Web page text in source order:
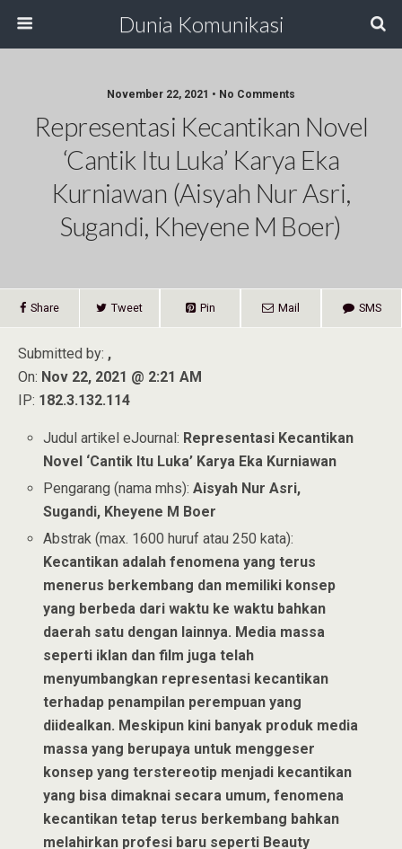
Dunia Komunikasi
November 22, 2021 • No Comments
Representasi Kecantikan Novel
‘Cantik Itu Luka’ Karya Eka
Kurniawan (Aisyah Nur Asri,
Sugandi, Kheyene M Boer)
Share Tweet Pin Mail SMS
Submitted by: ,
On: Nov 22, 2021 @ 2:21 AM
IP: 182.3.132.114
Judul artikel eJournal: Representasi Kecantikan
Novel ‘Cantik Itu Luka’ Karya Eka Kurniawan
Pengarang (nama mhs):Aisyah Nur Asri,
Sugandi, Kheyene M Boer
Abstrak (max. 1600 huruf atau 250 kata):
Kecantikan adalah fenomena yang terus
menerus berkembang dan memiliki konsep
yang berbeda dari waktu ke waktu bahkan
daerah satu dengan lainnya. Media massa
seperti iklan dan film juga telah
menyumbangkan representasi kecantikan
terhadap penampilan perempuan yang
diidealkan. Meskipun kini banyak produk media
massa yang berupaya untuk menggeser
konsep yang terstereotip menjadi kecantikan
yang bisa dimaknai secara umum, fenomena
kecantikan tetap terus berkembang bahkan
melahirkan profesi baru seperti Beauty